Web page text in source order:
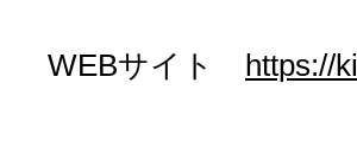
WEBサイト https://